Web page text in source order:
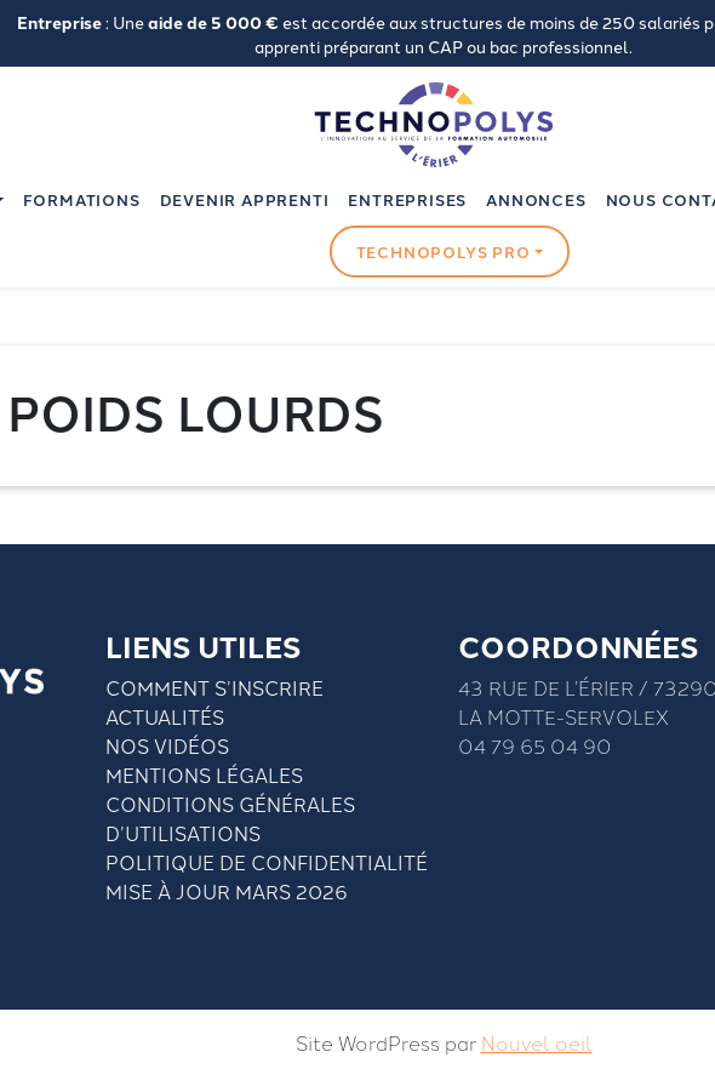
Entreprise: Uneaide de 5 000 € est accordée aux structures de moins de 250 salariés
apprenti préparant un CAP ou bac professionnel.
FORMATIONS DEVENIR APPRENTI ENTREPRISES ANNONCES NOUS
TECHNOPOLYS PRO
LOURDS
LIENS UTILES
COMMENT S’INSCRIRE
ACTUALITÉS
NOS VIDÉOS
MENTIONS LÉGALES
CONDITIONS GÉNÉRALES
D’UTILISATIONS
POLITIQUE DE CONFIDENTIALITÉ
MISE À JOUR MARS 2026
COORDONNÉES
43 RUE DE L’ÉRIER /
LA MOTTE-SERVOLEX
04 79 65 04 90
Site WordPress par Nouvel oeil